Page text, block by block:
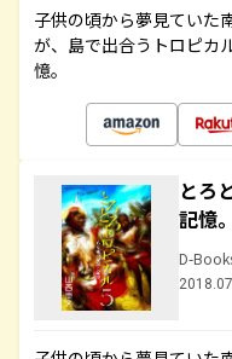
子供の頃から夢見ていた
が、島で出合うトロピカ
憶。
とろ
記憶
D-